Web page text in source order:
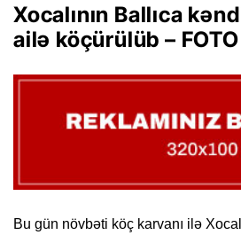
Xocalının Ballıca
ailə köçürülüb – FOTO
Bu gün növbəti köç karvanı ilə